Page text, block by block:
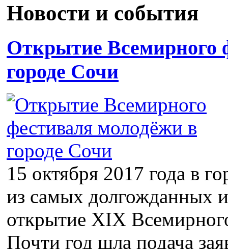
Новости и события
Открытие Всемирного
городе Сочи
15 октября 2017 года в
из самых долгожданных
открытие XIX
Почти год шла подача